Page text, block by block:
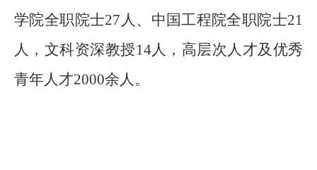
学院全职院士27 人、中国工程院全职院士21
人，文科资深教授14人，高层次人才及优秀
青年人才2000余人。